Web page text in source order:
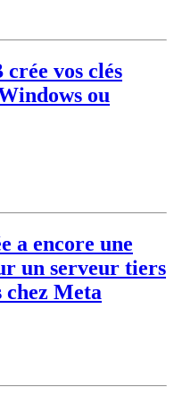
vos clés
ou
a encore une
un serveur tiers
chez Meta